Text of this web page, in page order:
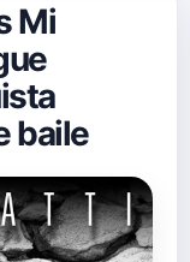
Mi
baile